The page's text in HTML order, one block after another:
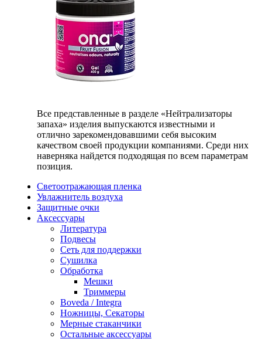
Все представленные в разделе «Нейтрализаторы
запаха» изделия выпускаются известными и
отлично зарекомендовавшими себя высоким
качеством своей продукции компаниями. Среди них
наверняка найдется подходящая по всем параметрам
позиция.
Светоотражающая пленка
Увлажнитель воздуха
Защитные очки
Аксессуары
Литература
Подвесы
Сеть для поддержки
Сушилка
Обработка
Мешки
Триммеры
Boveda / Integra
Ножницы, Секаторы
Мерные стаканчики
Остальные аксессуары